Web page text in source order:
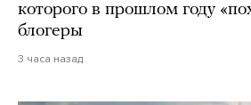
которого в прошлом году
блогеры
3 часа назад